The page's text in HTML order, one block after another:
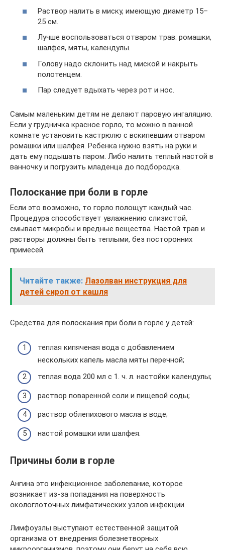
Раствор налить в миску, имеющую диаметр 15–
25 см.
Лучше воспользоваться отваром трав: ромашки,
шалфея, мяты, календулы.
Голову надо склонить над миской и накрыть
полотенцем.
Пар следует вдыхать через рот и нос.
Самым маленьким детям не делают паровую ингаляцию.
Если у грудничка красное горло, то можно в ванной
комнате установить кастрюлю с вскипевшим отваром
ромашки или шалфея. Ребенка нужно взять на руки и
дать ему подышать паром. Либо налить теплый настой в
ванночку и погрузить младенца до подбородка.
Полоскание при боли в горле
Если это возможно, то горло полощут каждый час.
Процедура способствует увлажнению слизистой,
смывает микробы и вредные вещества. Настой трав и
растворы должны быть теплыми, без посторонних
примесей.
Читайте также: Лазолван инструкция для
детей сироп от кашля
Средства для полоскания при боли в горле у детей:
теплая кипяченая вода с добавлением
нескольких капель масла мяты перечной;
теплая вода 200 мл с 1. ч. л. настойки календулы;
раствор поваренной соли и пищевой соды;
раствор облепихового масла в воде;
настой ромашки или шалфея.
Причины боли в горле
Ангина это инфекционное заболевание, которое
возникает из-за попадания на поверхность
окологлоточных лимфатических узлов инфекции.
Лимфоузлы выступают естественной защитой
организма от внедрения болезнетворных